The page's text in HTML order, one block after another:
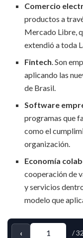
Comercio
productos a
Mercado Libre,
extendió a toda
Fintech . Son
aplicando las
de Brasil.
Software
programas que
como el
organización.
Economía
cooperación de
y servicios
modelo que
‹ /32